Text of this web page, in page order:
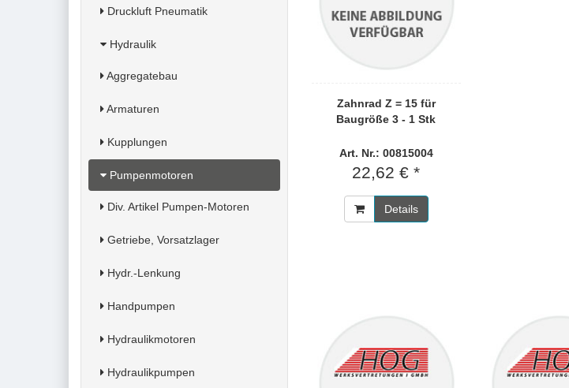
Druckluft Pneumatik
Hydraulik
Aggregatebau
Armaturen
Kupplungen
Pumpenmotoren
Div. Artikel Pumpen-Motoren
Getriebe, Vorsatzlager
Hydr.-Lenkung
Handpumpen
Hydraulikmotoren
Hydraulikpumpen
Zahnrad Z = 15 für
Baugröße 3 - 1 Stk
Art. Nr.: 00815004
22,62 € *
Details